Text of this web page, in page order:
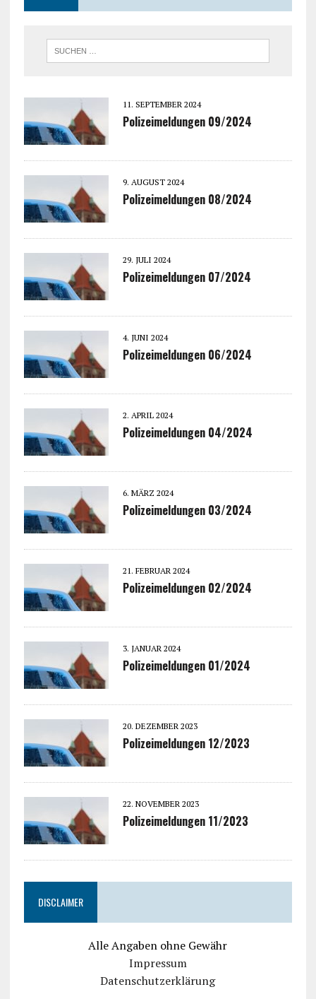
11. SEPTEMBER 2024
Polizeimeldungen 09/2024
9. AUGUST 2024
Polizeimeldungen 08/2024
29. JULI 2024
Polizeimeldungen 07/2024
4. JUNI 2024
Polizeimeldungen 06/2024
2. APRIL 2024
Polizeimeldungen 04/2024
6. MÄRZ 2024
Polizeimeldungen 03/2024
21. FEBRUAR 2024
Polizeimeldungen 02/2024
3. JANUAR 2024
Polizeimeldungen 01/2024
20. DEZEMBER 2023
Polizeimeldungen 12/2023
22. NOVEMBER 2023
Polizeimeldungen 11/2023
DISCLAIMER
Alle Angaben ohne Gewähr
Impressum
Datenschutzerklärung